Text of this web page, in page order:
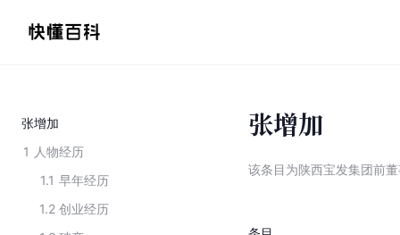
张增加
1 人物经历
1.1 早年经历
1.2 创业经历
张增加
该条目为陕西宝发集团前